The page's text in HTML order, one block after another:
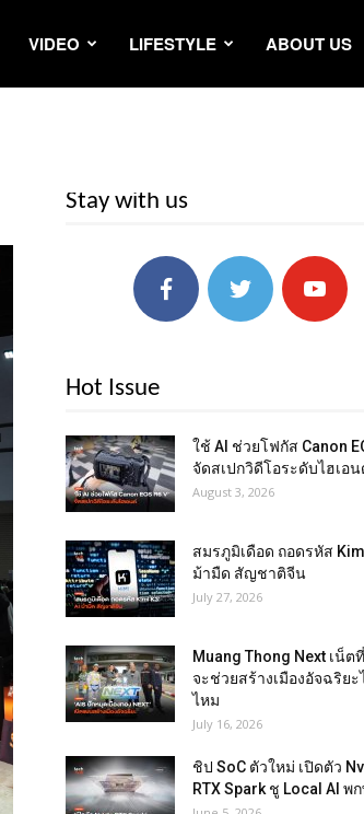
VIDEO LIFESTYLE ABOUT US
Stay with us
Hot Issue
ใช้ AI ช่วยโฟกัส Canon
จัดสเปกวิดีโอระดับไฮเอน
August 3, 2026
สมรภูมิเดือด ถอดรหัส
ม้ามืด สัญชาติจีน
July 27, 2026
Muang Thong Next เน็
จะช่วยสร้างเมืองอัจฉริยะ
ไหม
July 16, 2026
ชิป SoC ตัวใหม่ เปิดตัว
RTX Spark ชู Local AI พ